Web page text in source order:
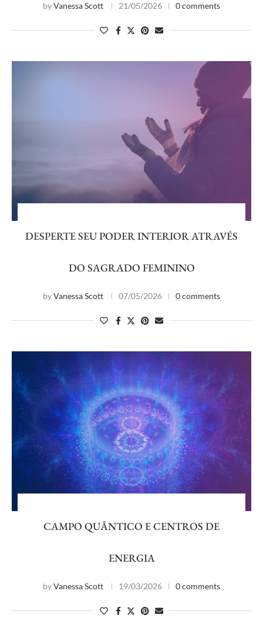
byVanessa Scott 21/05/2026 0 comments
DESPERTE SEU PODER INTERIOR ATRAVÉS
DO SAGRADO FEMININO
byVanessa Scott 07/05/2026 0 comments
CAMPO QUÂNTICO E CENTROS DE
ENERGIA
byVanessa Scott 19/03/2026 0 comments